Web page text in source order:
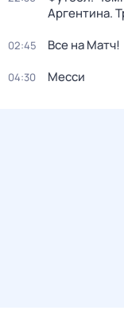
Аргентина.
02:45 Все на Матч!
04:30 Месси